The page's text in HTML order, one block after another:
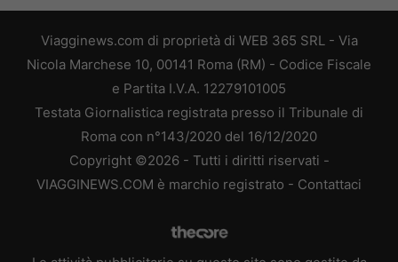
Viagginews.com di proprietà di WEB 365 SRL - Via
Nicola Marchese 10, 00141 Roma (RM) - Codice Fiscale
e Partita I.V.A. 12279101005
Testata Giornalistica registrata presso il Tribunale di
Roma con n°143/2020 del 16/12/2020
Copyright ©2026 - Tutti i diritti riservati -
VIAGGINEWS.COM è marchio registrato - Contattaci